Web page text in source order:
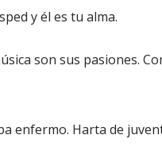
y él es tu alma.
son sus pasiones.
enfermo. Harta de